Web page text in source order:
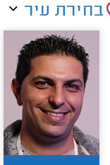
בחירת עיר